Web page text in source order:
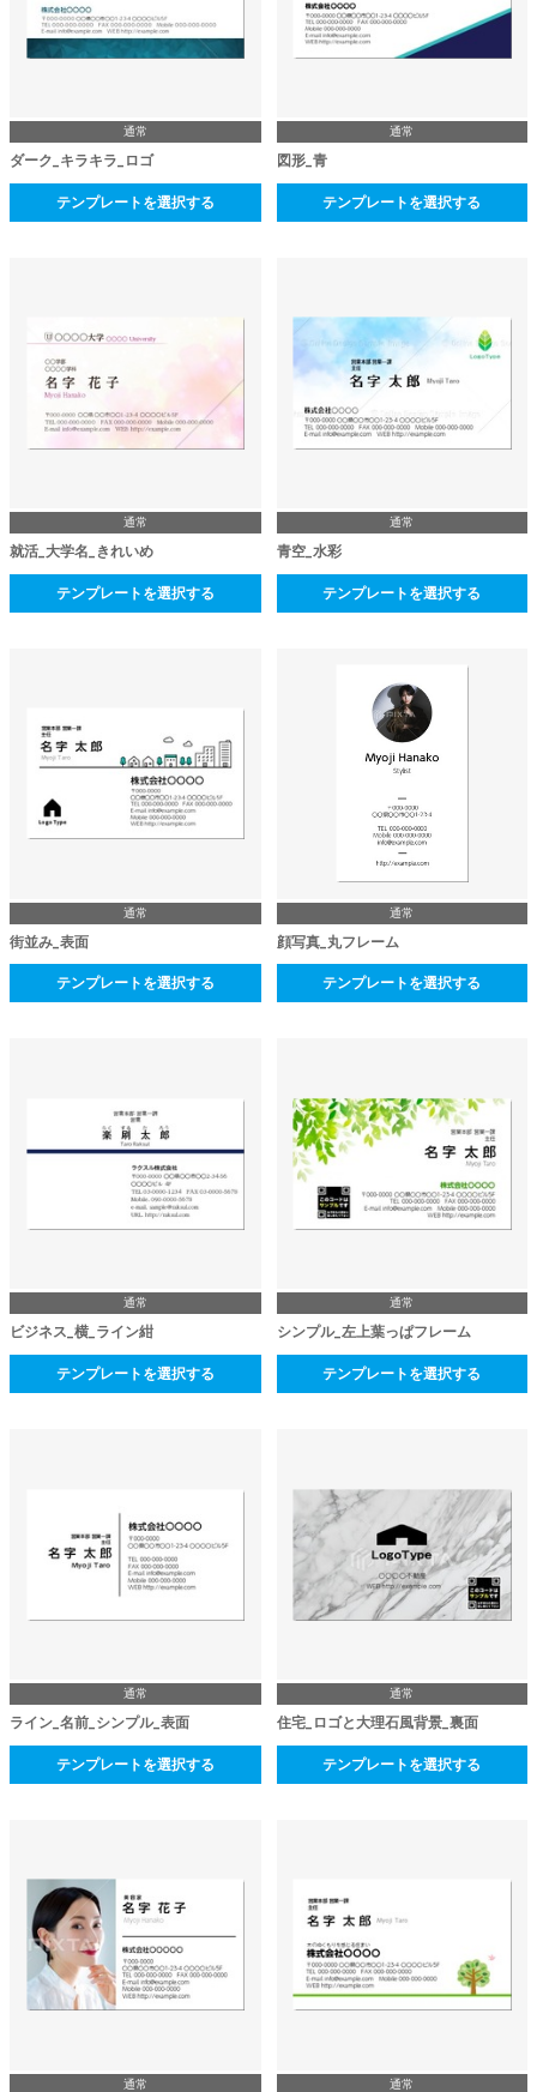
通常
ダーク_キラキラ_ロゴ
テンプレートを選択する
通常
図形_青
テンプレートを選択する
通常
就活_大学名_きれいめ
テンプレートを選択する
通常
青空_水彩
テンプレートを選択する
通常
街並み_表面
テンプレートを選択する
通常
顔写真_丸フレーム
テンプレートを選択する
通常
ビジネス_横_ライン紺
テンプレートを選択する
通常
シンプル_左上葉っぱフレーム
テンプレートを選択する
通常
ライン_名前_シンプル_表面
テンプレートを選択する
通常
住宅_ロゴと大理石風背景_裏面
テンプレートを選択する
通常 通常